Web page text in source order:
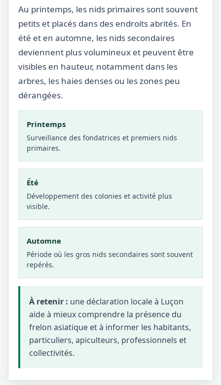
Au printemps, les nids primaires sont souvent
petits et placés dans des endroits abrités. En
été et en automne, les nids secondaires
deviennent plus volumineux et peuvent être
visibles en hauteur, notamment dans les
arbres, les haies denses ou les zones peu
dérangées.
Printemps
Surveillance des fondatrices et premiers nids
primaires.
Été
Développement des colonies et activité plus
visible.
Automne
Période où les gros nids secondaires sont souvent
repérés.
À retenir : une déclaration locale à Luçon
aide à mieux comprendre la présence du
frelon asiatique et à informer les habitants,
particuliers, apiculteurs, professionnels et
collectivités.